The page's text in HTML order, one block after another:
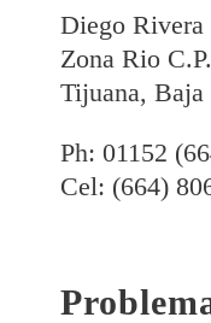
Diego
Zona Rio
Tijuana,
Ph: 01152
Cel: (664)